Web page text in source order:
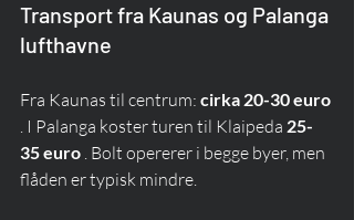
Transport fra Kaunas og Palanga
lufthavne
Fra Kaunas til centrum: cirka 20-30 euro
. I Palanga koster turen til Klaipeda 25-
35 euro . Bolt opererer i begge byer, men
flåden er typisk mindre.